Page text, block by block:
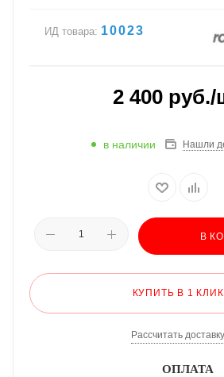
ИД товара: 10023
2 400руб./
в наличии Нашли
В
КУПИТЬ В 1 КЛИК
Рассчитать доставку
ОПЛАТА